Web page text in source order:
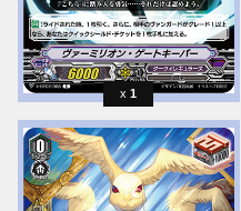
1